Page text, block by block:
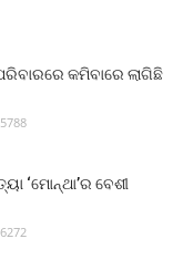
କମିବାରେ ଲାଗିଛି
5788
‘ମୋନ୍ଥା’ର ବେଶୀ
6272